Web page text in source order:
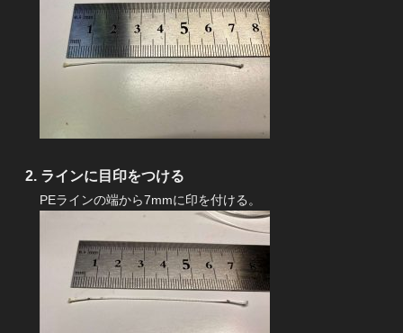
ラインに目印をつける
PEラインの端から7mmに印を付ける。